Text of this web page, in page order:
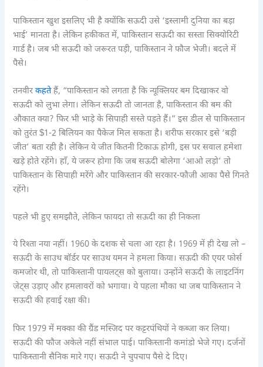
पाकिस्तान खुश इसलिए भी है क्योंकि सऊदी उसे ‘इस्लामी दुनिया का बड़ा
भाई’ मानता है। लेकिन हकीकत में, पाकिस्तान सऊदी का सस्ता सिक्योरिटी
गार्ड है। जब भी सऊदी को जरूरत पड़ी, पाकिस्तान ने फौज भेजी। बदले में
पैसे।
तनवीरकहतेहैं, “पाकिस्तान को लगता है कि न्यूक्लियर बम दिखाकर वो
सऊदी को लुभा लेगा। लेकिन सऊदी तो जानता है, पाकिस्तान की बम की
औकात क्या? फिर भी भाड़े के सिपाही सस्ते पड़ते हैं।” इस डील से पाकिस्तान
को तुरंत $1-2 बिलियन का पैकेज मिल सकता है। शरीफ सरकार इसे ‘बड़ी
जीत’ बता रही है। लेकिन ये जीत कितनी टिकाऊ होगी, इस पर सवाल हमेशा
खड़े होते रहेंगे। हाँ, ये जरूर होगा कि जब सऊदी बोलेगा ‘आओ लड़ो’ तो
पाकिस्तान के सिपाही मरेंगे और पाकिस्तान की सरकार-फौजी आका पैसे गिनते
रहेंगे।
पहले भी हुए समझौते, लेकिन फायदा तो सऊदी का ही निकला
ये रिश्ता नया नहीं। 1960 के दशक से चला आ रहा है। 1969 में ही देख लो –
सऊदी के साउथ बॉर्डर पर साउथ यमन ने हमला किया। सऊदी की एयर फोर्स
कमजोर थी, तो पाकिस्तानी पायलट्स को बुलाया। उन्होंने सऊदी के लाइटनिंग
जेट्स उड़ाए और हमलावरों को भगाया। ये पहला मौका था जब पाकिस्तान ने
सऊदी की हवाई रक्षा की।
फिर 1979 में मक्का की ग्रैंड मस्जिद पर कट्टरपंथियों ने कब्जा कर लिया।
सऊदी की फौज अकेले नहीं संभाल पाई। पाकिस्तानी कमांडो भेजे गए। दर्जनों
पाकिस्तानी सैनिक मारे गए। सऊदी ने चुपचाप पैसे दे दिए।